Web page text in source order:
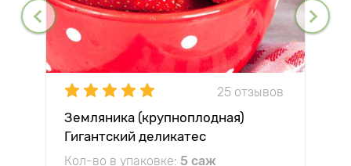
25 отзывов
Земляника (крупноплодная)
Гигантский деликатес
Кол-во в упаковке: 5 саж